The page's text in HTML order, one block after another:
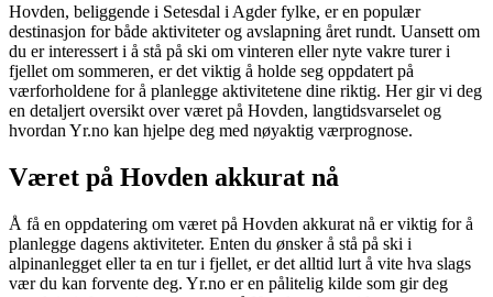
Hovden, beliggende i Setesdal i Agder fylke, er en populær
destinasjon for både aktiviteter og avslapning året rundt. Uansett om
du er interessert i å stå på ski om vinteren eller nyte vakre turer i
fjellet om sommeren, er det viktig å holde seg oppdatert på
værforholdene for å planlegge aktivitetene dine riktig. Her gir vi deg
en detaljert oversikt over været på Hovden, langtidsvarselet og
hvordan Yr.no kan hjelpe deg med nøyaktig værprognose.
Været på Hovden akkurat nå
Å få en oppdatering om været på Hovden akkurat nå er viktig for å
planlegge dagens aktiviteter. Enten du ønsker å stå på ski i
alpinanlegget eller ta en tur i fjellet, er det alltid lurt å vite hva slags
vær du kan forvente deg. Yr.no er en pålitelig kilde som gir deg